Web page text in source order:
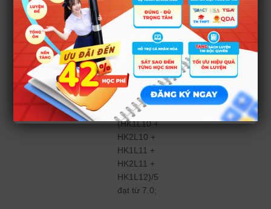
ngoại ngữ 05
học kì bậc
THPT đạt từ
7.0 (trừ HK2
lớp 12);
(3) Điểm
trung bình
chung 05 học
kì bậc THPT
(HK1L10 +
HK2L10 +
HK1L11 +
HK2L11 +
HK1L12)/5
đạt từ 7.0;